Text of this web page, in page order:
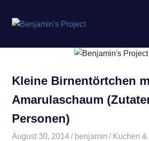
springen
Project
Kleine Birnentörtchen
Amarulaschaum
Personen)
August 30, 2014 benjamin Kuchen &